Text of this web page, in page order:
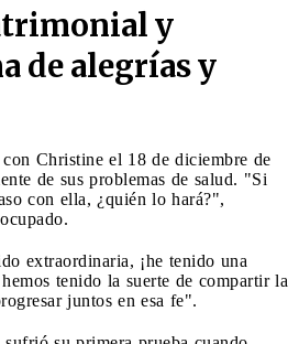
y
de alegrías y
Christine el 18 de diciembre de
de sus problemas de salud. "Si
con ella, ¿quién lo hará?",
extraordinaria, ¡he tenido una
tenido la suerte de compartir la
juntos en esa fe".